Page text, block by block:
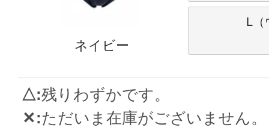
ネイビー
L（
△ 残りわずかです。
✕ ただいま在庫がございません。